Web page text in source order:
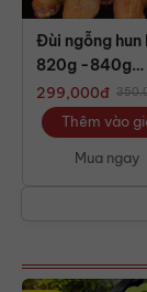
Đùi ngỗng hun
820g -840g
(chiếc)
299,000đ
Mua ngay
Thêm vào